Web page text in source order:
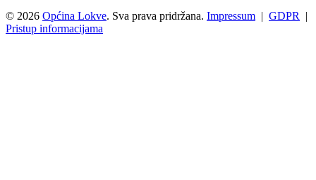
© 2026 Općina Lokve. Sva prava pridržana. Impressum | GDPR
|
Pristup informacijama